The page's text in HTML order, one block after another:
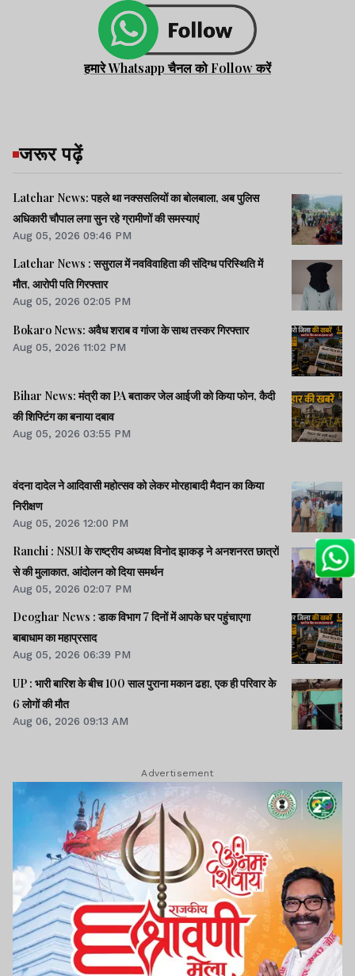
हमारे Whatsapp चैनल को Follow करें
जरूर पढ़ें
Latehar News: पहले था नक्ससलियों का बोलबाला, अब पुलिस
अधिकारी चौपाल लगा सुन रहे ग्रामीणों की समस्याएं
Aug 05, 2026 09:46 PM
Latehar News : ससुराल में नवविवाहिता की संदिग्ध परिस्थिति में
मौत, आरोपी पति गिरफ्तार
Aug 05, 2026 02:05 PM
Bokaro News: अवैध शराब व गांजा के साथ तस्कर गिरफ्तार
Aug 05, 2026 11:02 PM
Bihar News: मंत्री का PA बताकर जेल आईजी को किया फोन, कैदी
की शिफ्टिंग का बनाया दबाव
Aug 05, 2026 03:55 PM
वंदना दादेल ने आदिवासी महोत्सव को लेकर मोरहाबादी मैदान का किया
निरीक्षण
Aug 05, 2026 12:00 PM
Ranchi : NSUI के राष्ट्रीय अध्यक्ष विनोद झाकड़ ने अनशनरत छात्रों
से की मुलाकात, आंदोलन को दिया समर्थन
Aug 05, 2026 02:07 PM
Deoghar News : डाक विभाग 7 दिनों में आपके घर पहुंचाएगा
बाबाधाम का महाप्रसाद
Aug 05, 2026 06:39 PM
UP : भारी बारिश के बीच 100 साल पुराना मकान ढहा, एक ही परिवार के
6 लोगों की मौत
Aug 06, 2026 09:13 AM
Advertisement